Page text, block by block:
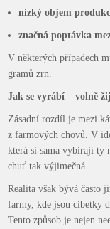
nízký objem
značná poptávka
V některých případech
gramů zrn.
Jak se vyrábí – volně
Zásadní rozdíl je mezi
z farmových chovů. V
která si sama vybírají ty
chuť tak výjimečná.
Realita však bývá často
farmy, kde jsou cibetky
Tento způsob je nejen